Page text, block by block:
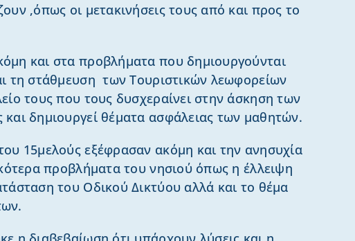
,όπως οι μετακινήσεις τους από και προς το
και στα προβλήματα που δημιουργούνται
τη στάθμευση των Τουριστικών λεωφορείων
τους που τους δυσχεραίνει στην άσκηση των
δημιουργεί θέματα ασφάλειας των μαθητών.
15μελούς εξέφρασαν ακόμη και την ανησυχία
προβλήματα του νησιού όπως η έλλειψη
του Οδικού Δικτύου αλλά και το θέμα